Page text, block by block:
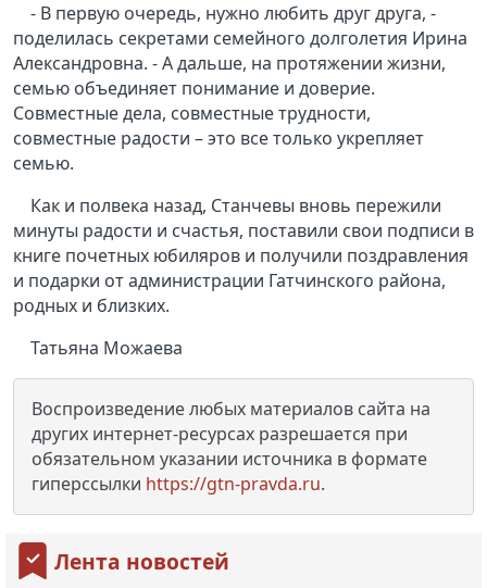
- В первую очередь, нужно любить друг друга, -
поделилась секретами семейного долголетия Ирина
Александровна. - А дальше, на протяжении жизни,
семью объединяет понимание и доверие.
Совместные дела, совместные трудности,
совместные радости – это все только укрепляет
семью.
Как и полвека назад, Станчевы вновь пережили
минуты радости и счастья, поставили свои подписи в
книге почетных юбиляров и получили поздравления
и подарки от администрации Гатчинского района,
родных и близких.
Татьяна Можаева
Воспроизведение любых материалов сайта на
других интернет-ресурсах разрешается при
обязательном указании источника в формате
гиперссылки https://gtn-pravda.ru.
Лента новостей